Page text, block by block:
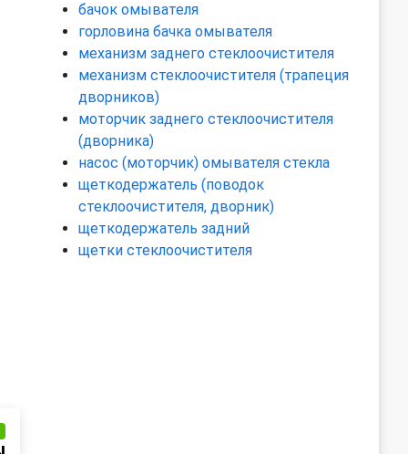
бачок омывателя
горловина бачка омывателя
механизм заднего стеклоочистителя
механизм стеклоочистителя (трапеция
дворников)
моторчик заднего стеклоочистителя
(дворника)
насос (моторчик) омывателя стекла
щеткодержатель (поводок
стеклоочистителя, дворник)
щеткодержатель задний
щетки стеклоочистителя